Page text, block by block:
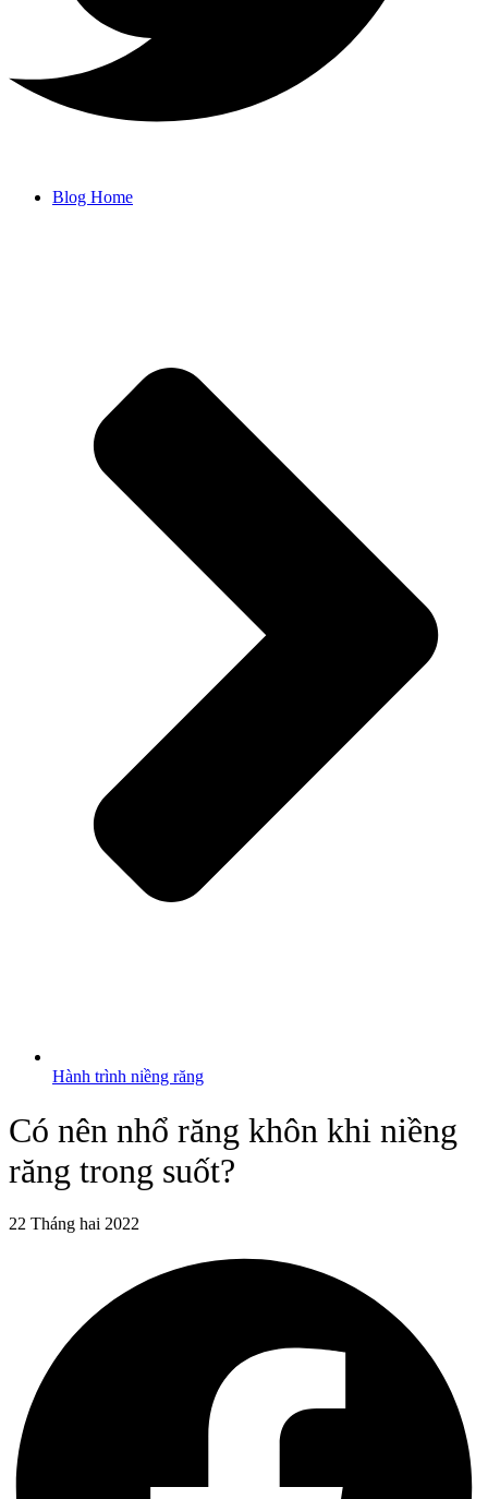
Blog Home
Hành trình niềng răng
Có nên nhổ răng khôn khi niềng
răng trong suốt?
22 Tháng hai 2022